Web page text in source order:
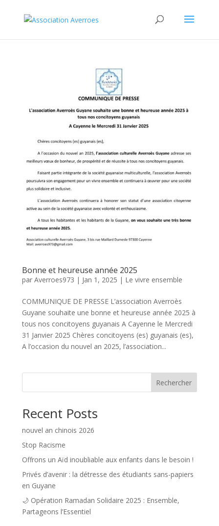
Bonne et heureuse année 2025
par Averroes973 | Jan 1, 2025 | Le vivre ensemble
COMMUNIQUE DE PRESSE L’association Averroès
Guyane souhaite une bonne et heureuse année 2025 à
tous nos concitoyens guyanais A Cayenne le Mercredi
31 Janvier 2025 Chères concitoyens (es) guyanais (es),
A l’occasion du nouvel an 2025, l’association...
Rechercher
Recent Posts
nouvel an chinois 2026
Stop Racisme
Offrons un Aïd inoubliable aux enfants dans le besoin !
Privés d’avenir : la détresse des étudiants sans-papiers
en Guyane
🌙 Opération Ramadan Solidaire 2025 : Ensemble,
Partageons l’Essentiel